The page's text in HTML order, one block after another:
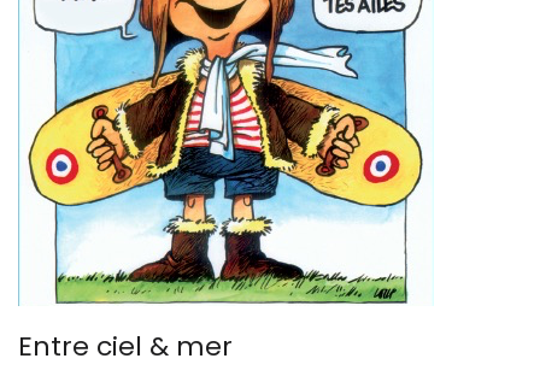
Entre ciel & mer